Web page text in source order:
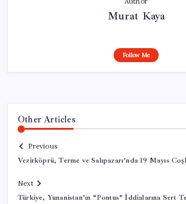
Murat Kaya
Follow Me
Other Articles
Previous
Vezirköprü, Terme ve Salıpazarı’nda 19 Mayıs
Next
Türkiye, Yunanistan’ın “Pontus” İddialarına Sert